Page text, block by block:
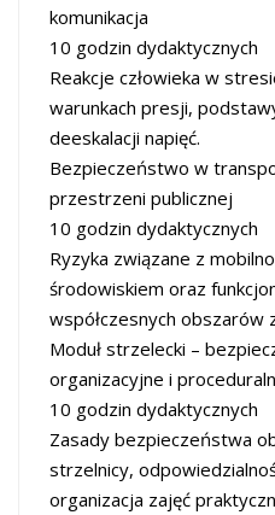
komunikacja
10 godzin dydaktycznych
Reakcje człowieka w
warunkach presji,
deeskalacji napięć.
Bezpieczeństwo w
przestrzeni publicznej
10 godzin dydaktycznych
Ryzyka związane z
środowiskiem oraz
współczesnych obszarów
Moduł strzelecki –
organizacyjne i
10 godzin dydaktycznych
Zasady bezpieczeństwa
strzelnicy,
organizacja zajęć